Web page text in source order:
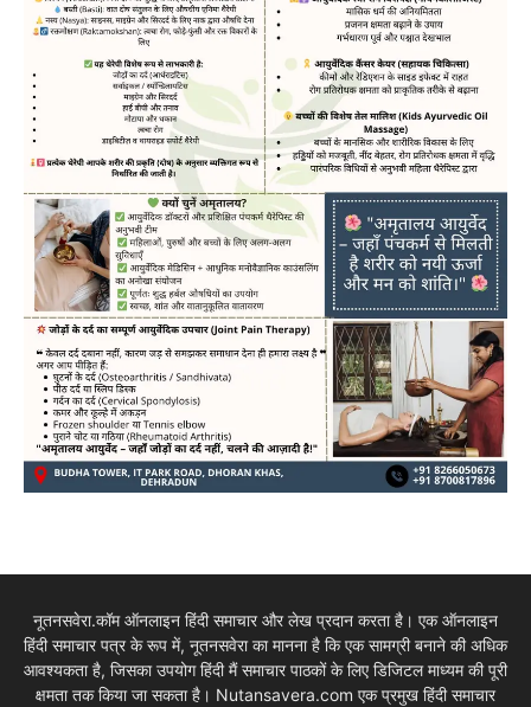
नूतनसवेरा.कॉम ऑनलाइन हिंदी समाचार और लेख प्रदान करता है। एक ऑनलाइन
हिंदी समाचार पत्र के रूप में, नूतनसवेरा का मानना है कि एक सामग्री बनाने की अधिक
आवश्यकता है, जिसका उपयोग हिंदी मैं समाचार पाठकों के लिए डिजिटल माध्यम की पूरी
क्षमता तक किया जा सकता है। Nutansavera.com एक प्रमुख हिंदी समाचार